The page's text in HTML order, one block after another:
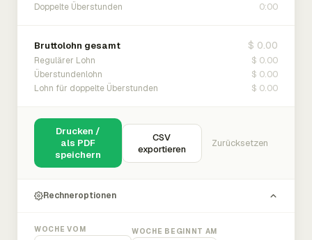
Doppelte Überstunden 0:00
Bruttolohn gesamt $ 0.00
Regulärer Lohn $ 0.00
Überstundenlohn $ 0.00
Lohn für doppelte Überstunden $ 0.00
Drucken /
als PDF
speichern
CSV
exportieren
Zurücksetzen
Rechneroptionen
WOCHE VOM WOCHE BEGINNT AM